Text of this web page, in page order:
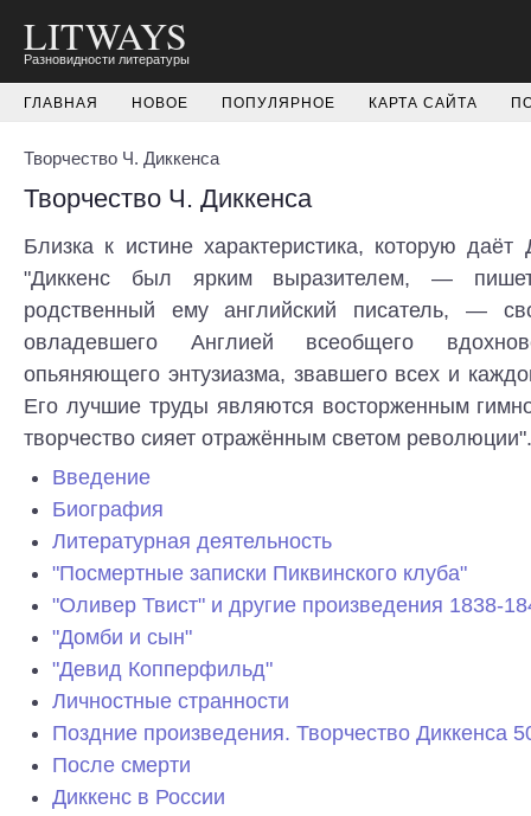
LITWAYS
Разновидности литературы
ГЛАВНАЯ НОВОЕ ПОПУЛЯРНОЕ КАРТА САЙТА
Творчество Ч. Диккенса
Творчество Ч. Диккенса
Близка к истине характеристика, которую даёт
"Диккенс был ярким выразителем, —
родственный ему английский писатель, —
овладевшего Англией всеобщего
опьяняющего энтузиазма, звавшего всех и
Его лучшие труды являются восторженным
творчество сияет отражённым светом революции".
Введение
Биография
Литературная деятельность
"Посмертные записки Пиквинского клуба"
"Оливер Твист" и другие произведения 1838-
"Домби и сын"
"Девид Копперфильд"
Личностные странности
Поздние произведения. Творчество Диккенса
После смерти
Диккенс в России